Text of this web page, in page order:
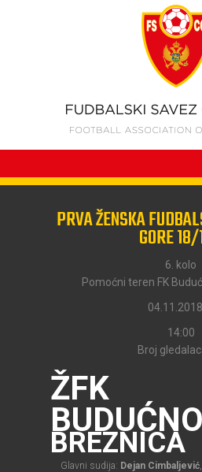
PRVA ŽENSKA
GORE
6. kolo
Pomoćni teren FK
04.11.2018.
14:00
Broj
ŽFK
BREZNICA
Glavni sudija: Dejan Cimbaljević